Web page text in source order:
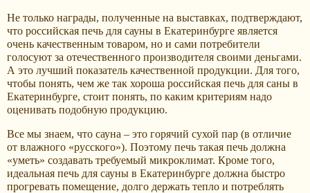
Не только награды, полученные на выставках, подтверждают,
что российская печь для сауны в Екатеринбурге является
очень качественным товаром, но и сами потребители
голосуют за отечественного производителя своими деньгами.
А это лучший показатель качественной продукции. Для того,
чтобы понять, чем же так хороша российская печь для саны в
Екатеринбурге, стоит понять, по каким критериям надо
оценивать подобную продукцию.
Все мы знаем, что сауна – это горячий сухой пар (в отличие
от влажного «русского»). Поэтому печь такая печь должна
«уметь» создавать требуемый микроклимат. Кроме того,
идеальная печь для сауны в Екатеринбурге должна быстро
прогревать помещение, долго держать тепло и потреблять